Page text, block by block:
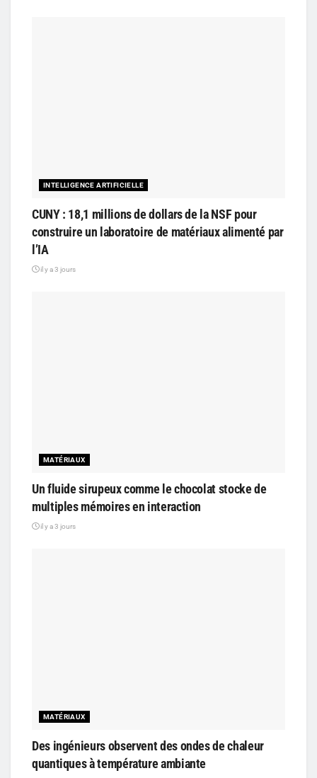
INTELLIGENCE ARTIFICIELLE
CUNY : 18,1 millions de dollars de la NSF pour
construire un laboratoire de matériaux alimenté par
l’IA
il y a 3 jours
MATÉRIAUX
Un fluide sirupeux comme le chocolat stocke de
multiples mémoires en interaction
il y a 3 jours
MATÉRIAUX
Des ingénieurs observent des ondes de chaleur
quantiques à température ambiante